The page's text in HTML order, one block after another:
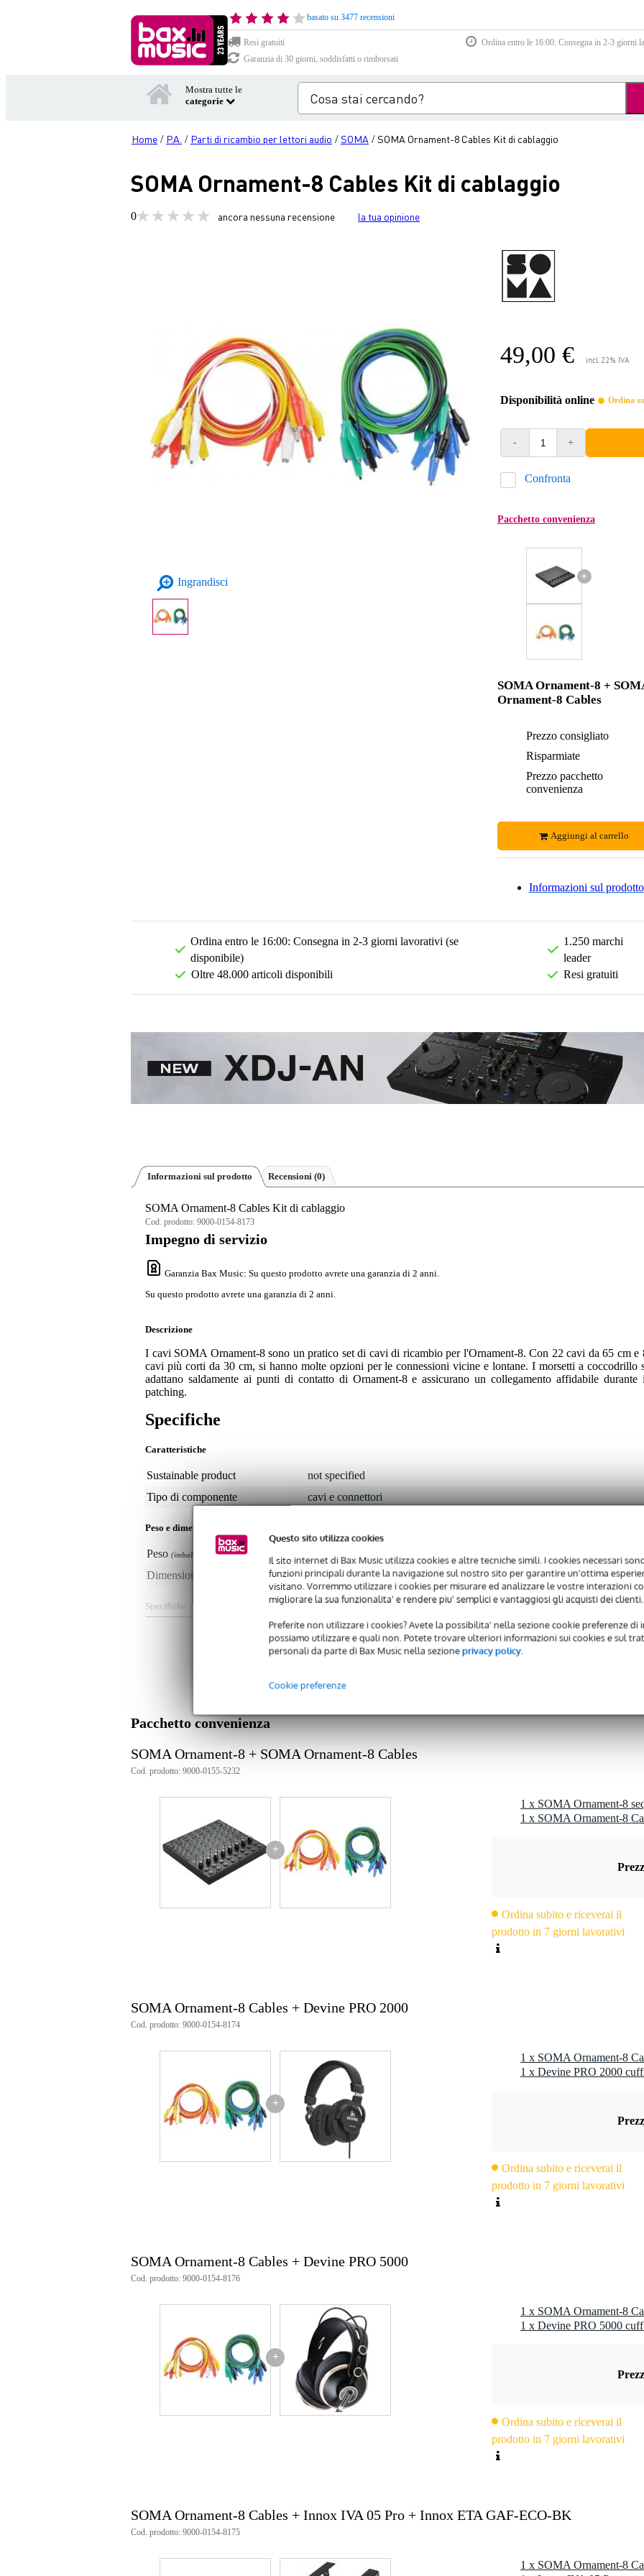
Questo sito utilizza cookies
Il sito internet di Bax Music utilizza cookies e altre tecniche simili. I cookies necessari
funzioni principali durante la navigazione sul nostro sito per garantire un'ottima
visitano. Vorremmo utilizzare i cookies per misurare ed analizzare le vostre interazioni
migliorare la sua funzionalita' e rendere piu' semplici e vantaggiosi gli acquisti dei clienti.
Preferite non utilizzare i cookies? Avete la possibilita' nella sezione cookie preferenze di
possiamo utilizzare e quali non. Potete trovare ulteriori informazioni sui cookies e sul
personali da parte di Bax Music nella sezioneprivacy policy.
Cookie preferenze
basato su 3477 recensioni
Resi gratuiti
Ordina entro le 16:00: Consegna in 2-3 giorni
Garanzia di 30 giorni, soddisfatti o rimborsati
Mostra tutte le
categorie
Home / P.A. / Parti di ricambio per lettori audio /SOMA /SOMA Ornament-8 Cables Kit di cablaggio
SOMA Ornament-8 Cables Kit di cablaggio
0 ancora nessuna recensione la tua opinione
Ingrandisci
49,00 € incl. 22% IVA
Disponibilità online Ordina
- +
Confronta
Pacchetto convenienza
+
SOMA Ornament-8 +
Ornament-8 Cables
Prezzo consigliato
Risparmiate
Prezzo pacchetto
convenienza
Aggiungi al carrello
Informazioni sul prodotto
Ordina entro le 16:00: Consegna in 2-3 giorni lavorativi (se
disponibile)
Oltre 48.000 articoli disponibili
1.250 marchi
leader
Resi gratuiti
Informazioni sul prodotto Recensioni (0)
SOMA Ornament-8 Cables Kit di cablaggio
Cod. prodotto: 9000-0154-8173
Impegno di servizio
Garanzia Bax Music: Su questo prodotto avrete una garanzia di 2 anni.
Su questo prodotto avrete una garanzia di 2 anni.
Descrizione
I cavi SOMA Ornament-8 sono un pratico set di cavi di ricambio per l'Ornament-8. Con 22 cavi da 65 cm e
cavi più corti da 30 cm, si hanno molte opzioni per le connessioni vicine e lontane. I morsetti a coccodrillo
adattano saldamente ai punti di contatto di Ornament-8 e assicurano un collegamento affidabile durante
patching.
Specifiche
Caratteristiche
Sustainable product
not specified
Tipo di componente
cavi e connettori
Peso e dimensioni imballaggio incluso
Peso (imballaggio incluso)
300 gr
Dimensioni
(imballaggio incluso) 15,0 x 15,0 x 7,0 cm
Specifiche
adatto per: SOMA Ornament-8
tipo: cavi a clip (clip a coccodrillo)
Pacchetto convenienza
SOMA Ornament-8 + SOMA Ornament-8 Cables
Cod. prodotto: 9000-0155-5232
+
1 x SOMA Ornament-8
1 x SOMA Ornament-8
Ordina subito e riceverai il
prodotto in 7 giorni lavorativi
SOMA Ornament-8 Cables + Devine PRO 2000
Cod. prodotto: 9000-0154-8174
+
1 x SOMA Ornament-8
1 x Devine PRO 2000
Ordina subito e riceverai il
prodotto in 7 giorni lavorativi
SOMA Ornament-8 Cables + Devine PRO 5000
Cod. prodotto: 9000-0154-8176
+
1 x SOMA Ornament-8
1 x Devine PRO 5000
Ordina subito e riceverai il
prodotto in 7 giorni lavorativi
SOMA Ornament-8 Cables + Innox IVA 05 Pro + Innox ETA GAF-ECO-BK
Cod. prodotto: 9000-0154-8175
1 x SOMA Ornament-8